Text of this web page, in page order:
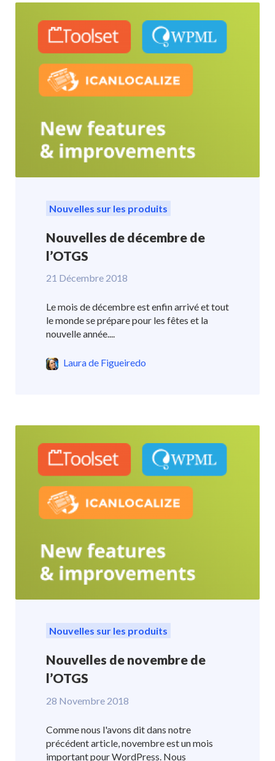
Nouvelles sur les produits
Nouvelles de décembre de
l’OTGS
21 Décembre 2018
Le mois de décembre est enfin arrivé et tout
le monde se prépare pour les fêtes et la
nouvelle année....
Laura de Figueiredo
Nouvelles sur les produits
Nouvelles de novembre de
l’OTGS
28 Novembre 2018
Comme nous l'avons dit dans notre
précédent article, novembre est un mois
important pour WordPress. Nous